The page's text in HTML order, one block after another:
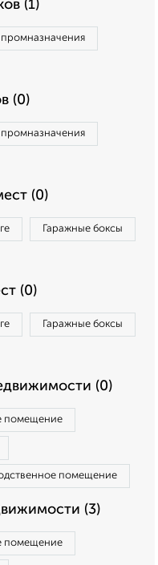
(1)
промназначения
(0)
промназначения
(0)
Гаражные боксы
(0)
Гаражные боксы
(0)
помещение
помещение
(3)
помещение